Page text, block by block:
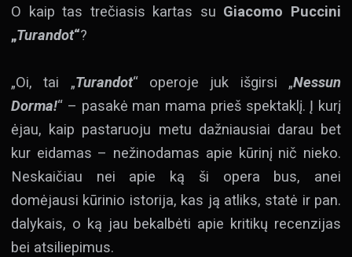
O kaip tas trečiasis kartas su Giacomo Puccini
„Turandot“?
„Oi, tai „Turandot“ operoje juk išgirsi „Nessun
Dorma!“ – pasakė man mama prieš spektaklį. Į kurį
ėjau, kaip pastaruoju metu dažniausiai darau bet
kur eidamas – nežinodamas apie kūrinį nič nieko.
Neskaičiau nei apie ką ši opera bus, anei
domėjausi kūrinio istorija, kas ją atliks, statė ir pan.
dalykais, o ką jau bekalbėti apie kritikų recenzijas
bei atsiliepimus.